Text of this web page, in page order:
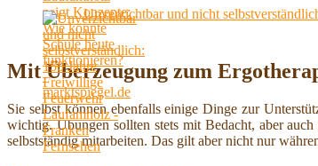
Unverzichtbar und nicht
Mit Überzeugung zum
Sie selbst können ebenfalls einige Dinge zur
wichtig. Übungen sollten stets mit Bedacht, aber
selbstständig mitarbeiten. Das gilt aber nicht nur